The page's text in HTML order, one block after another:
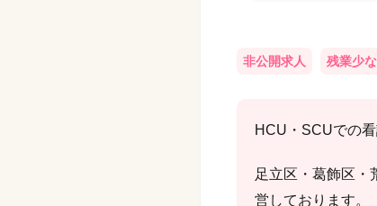
非公開求人 残業少
HCU・SCUでの
足立区・葛飾区・
営しております。